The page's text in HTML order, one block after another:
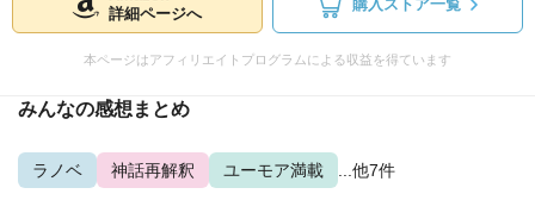
詳細ページへ
購入ストア一覧
本ページはアフィリエイトプログラムによる収益を得ています
みんなの感想まとめ
ラノベ 神話再解釈 ユーモア満載 ...他7件